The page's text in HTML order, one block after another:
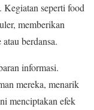
Kegiatan seperti food
memberikan
berdansa.
informasi.
mereka, menarik
menciptakan efek